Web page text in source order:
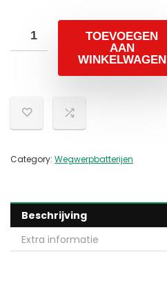
TOEVOEGEN
AAN
WINKELWAGEN
Category: Wegwerpbatterijen
Beschrijving
Extra informatie